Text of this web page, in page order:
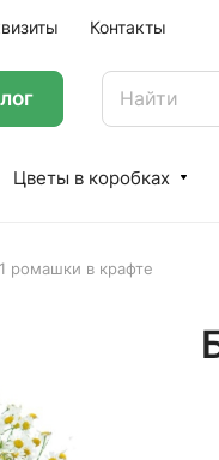
Контакты
Цветы в коробках
ромашки в крафте